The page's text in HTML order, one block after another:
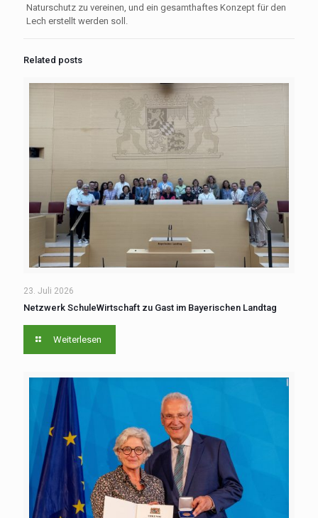
Naturschutz zu vereinen, und ein gesamthaftes Konzept für den
Lech erstellt werden soll.
Related posts
23. Juli 2026
Netzwerk SchuleWirtschaft zu Gast im Bayerischen Landtag
Weiterlesen